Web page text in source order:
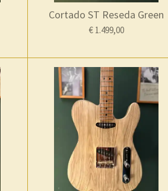
Cortado ST Reseda Green
€ 1.499,00